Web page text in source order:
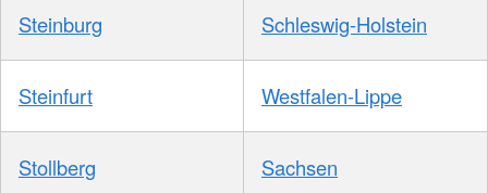
Steinburg Schleswig-Holstein
Steinfurt Westfalen-Lippe
Stollberg Sachsen